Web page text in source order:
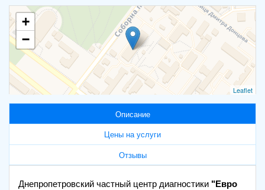
+
−
Leaflet
Описание
Цены на услуги
Отзывы
Днепропетровский частный центр диагностики "Евро